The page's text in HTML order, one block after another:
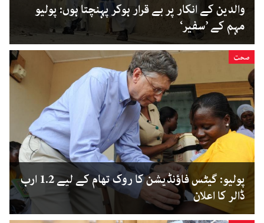
والدین کے انکار پر بے قرار ہوکر پہنچتا ہوں: پولیو
مہم کے ’سفیر‘
صحت
پولیو: گیٹس فاؤنڈیشن کا روک تھام کے لیے 1.2 ارب
ڈالر کا اعلان